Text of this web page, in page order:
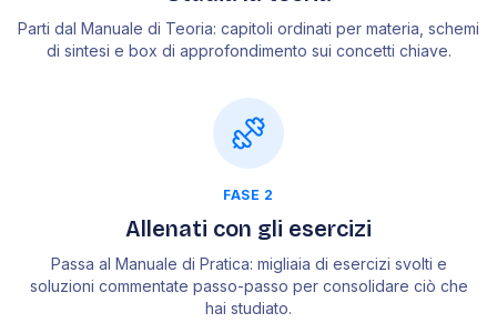
Parti dal Manuale di Teoria: capitoli ordinati per materia, schemi
di sintesi e box di approfondimento sui concetti chiave.
FASE 2
Allenati con gli esercizi
Passa al Manuale di Pratica: migliaia di esercizi svolti e
soluzioni commentate passo-passo per consolidare ciò che
hai studiato.